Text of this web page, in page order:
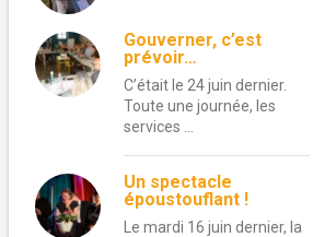
Gouverner, c’est
prévoir…
C’était le 24 juin dernier.
Toute une journée, les
services …
Un spectacle
époustouflant !
Le mardi 16 juin dernier, la